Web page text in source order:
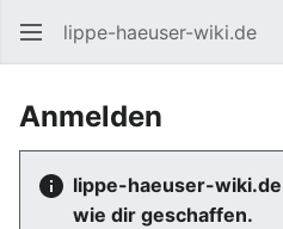
lippe-haeuser-wiki.de
Anmelden
lippe-haeuser-
wie dir geschaffen.